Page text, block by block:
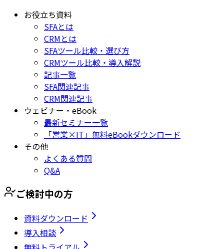
お役立ち資料
SFAとは
CRMとは
SFAツール比較・選び方
CRMツール比較・導入解説
記事一覧
SFA関連記事
CRM関連記事
ウェビナー・eBook
最新セミナー一覧
「営業×IT」無料eBookダウンロード
その他
よくある質問
Q&A
ご検討中の方
資料ダウンロード
導入相談